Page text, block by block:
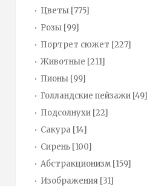
Цветы [775]
Розы [99]
Портрет сюжет [227]
Животные [211]
Пионы [99]
Голландские пейзажи [49]
Подсолнухи [22]
Сакура [14]
Сирень [100]
Абстракционизм [159]
Изображения [31]